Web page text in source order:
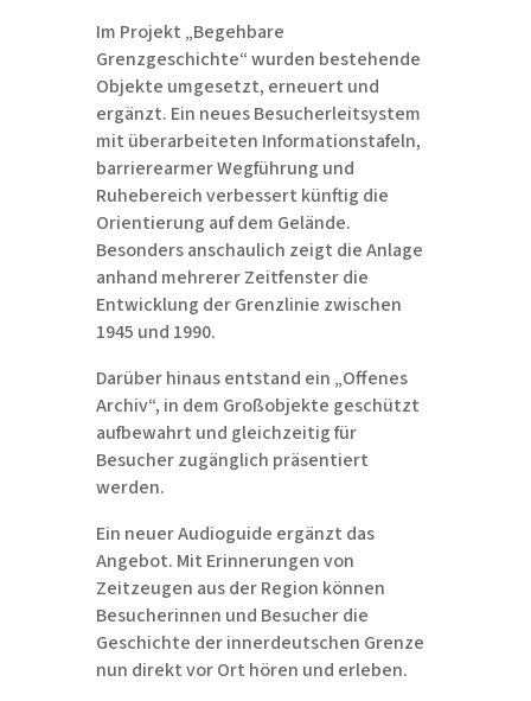
Im Projekt „Begehbare
Grenzgeschichte“ wurden bestehende
Objekte umgesetzt, erneuert und
ergänzt. Ein neues Besucherleitsystem
mit überarbeiteten Informationstafeln,
barrierearmer Wegführung und
Ruhebereich verbessert künftig die
Orientierung auf dem Gelände.
Besonders anschaulich zeigt die Anlage
anhand mehrerer Zeitfenster die
Entwicklung der Grenzlinie zwischen
1945 und 1990.
Darüber hinaus entstand ein „Offenes
Archiv“, in dem Großobjekte geschützt
aufbewahrt und gleichzeitig für
Besucher zugänglich präsentiert
werden.
Ein neuer Audioguide ergänzt das
Angebot. Mit Erinnerungen von
Zeitzeugen aus der Region können
Besucherinnen und Besucher die
Geschichte der innerdeutschen Grenze
nun direkt vor Ort hören und erleben.